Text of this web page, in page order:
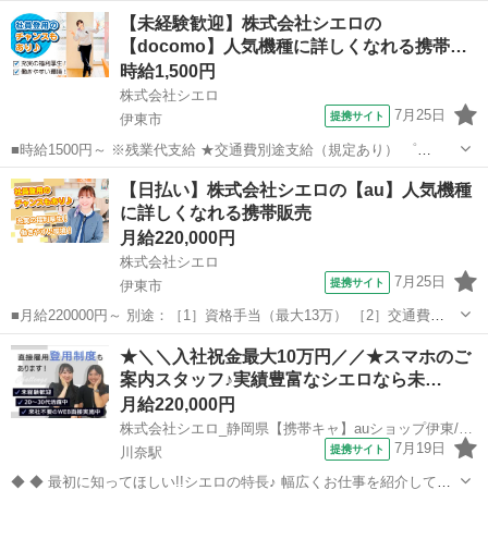
【未経験歓迎】株式会社シエロの
【docomo】人気機種に詳しくなれる携帯販
売
時給1,500円
株式会社シエロ
伊東市
提携サイト 7月25日
■時給1500円～ ※残業代支給 ★交通費別途支給（規定あり） ゜
+゜・。○。・゜+゜・。○。・゜+゜ 入社祝い金10万円支給(規定有) お
友達を紹介頂くと, インセンティブ支給(規定有) ★月2回払い・週払い
可能（規...
静岡 伊東市 携帯ショップ
【日払い】株式会社シエロの【au】人気機種
に詳しくなれる携帯販売
月給220,000円
株式会社シエロ
伊東市
提携サイト 7月25日
■月給220000円～ 別途：［1］資格手当（最大13万） ［2］交通費
［3］賞与あり ※残業代支給 ゜+゜・。○。・゜+゜・。○。・゜+゜ 入
社祝い金10万円支給(規定有) お友達を紹介頂くと, インセンティブ支給
(...
静岡 携帯ショップ
★＼＼入社祝金最大10万円／／★スマホのご
案内スタッフ♪実績豊富なシエロなら未…
月給220,000円
株式会社シエロ_静岡県【携帯キャ】auショップ伊東/AF5
川奈駅
提携サイト 7月19日
◆ ◆ 最初に知ってほしい!!シエロの特長♪ 幅広くお仕事を紹介してい